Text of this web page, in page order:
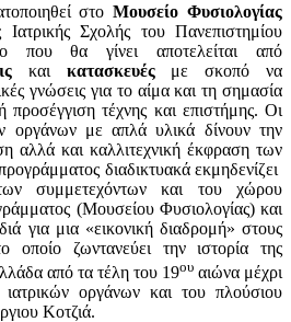
στοΜουσείο Φυσιολογίας
Ιατρικής Σχολής του Πανεπιστημίου
που θα γίνει αποτελείται από
και κατασκευές με σκοπό να
γνώσεις για το αίμα και τη σημασία
τέχνης και επιστήμης. Οι
οργάνων με απλά υλικά δίνουν την
αλλά και καλλιτεχνική έκφραση των
διαδικτυακά εκμηδενίζει
συμμετεχόντων και του χώρου
(Μουσείου Φυσιολογίας) και
για μια «εικονική διαδρομή» στους
οποίο ζωντανεύει την ιστορία της
από τα τέλη του 19ου αιώνα μέχρι
οργάνων και του πλούσιου
Κοτζιά.